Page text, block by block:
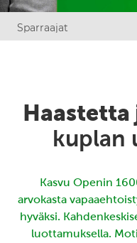
Sparraajat
Haastetta
kuplan
Kasvu Openin
arvokasta
hyväksi.
luottamuksella.